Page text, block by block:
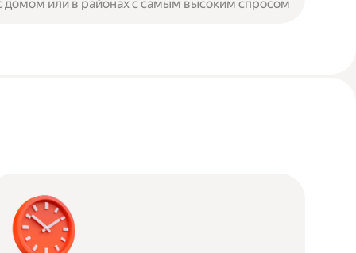
домом или в районах с самым высоким спросом